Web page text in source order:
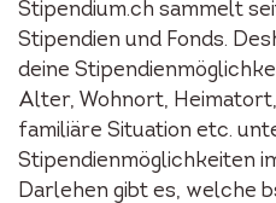
Stipendium.ch sammelt
Stipendien und Fonds.
deine
Alter, Wohnort,
familiäre Situation etc.
Stipendienmöglichkeiten
Darlehen gibt es, welche